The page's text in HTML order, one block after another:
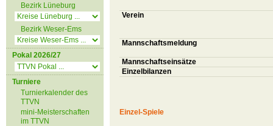
Bezirk Lüneburg
Bezirk Weser-Ems
Pokal 2026/27
Turniere
Turnierkalender des
TTVN
mini-Meisterschaften
im TTVN
Verein
Mannschaftsmeldung
Mannschaftseinsätze
Einzelbilanzen
Einzel-Spiele